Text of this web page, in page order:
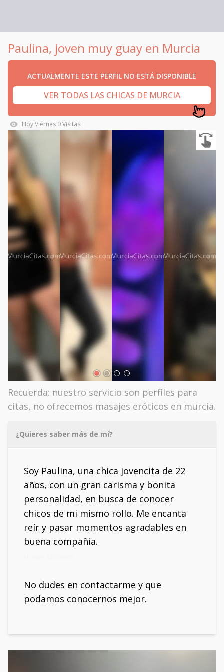
Paulina, joven muy guay en Murcia
ACTUALMENTE ESTE PERFIL NO ESTÁ DISPONIBLE
VER TODAS LAS CHICAS DE MURCIA
HoyViernes 0Visitas
Recuerda: nuestro servicio son perfiles para
citas, no ofrecemos masajes eróticos en murcia.
¿Quieres saber más de mí?
Soy Paulina, una chica jovencita de 22
años, con un gran carisma y bonita
personalidad, en busca de conocer
chicos de mi mismo rollo. Me encanta
reír y pasar momentos agradables en
buena compañía.
No dudes en contactarme y que
podamos conocernos mejor.